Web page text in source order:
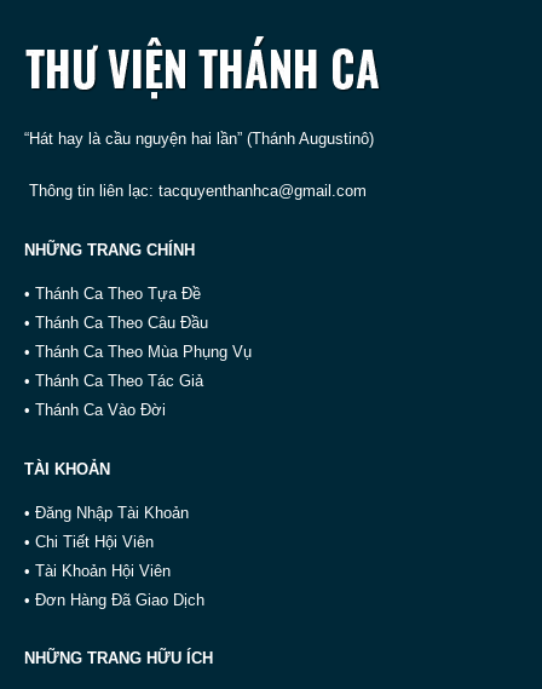
“Hát hay là cầu nguyện hai lần” (Thánh Augustinô)
Thông tin liên lạc: tacquyenthanhca@gmail.com
NHỮNG TRANG CHÍNH
• Thánh Ca Theo Tựa Đề
• Thánh Ca Theo Câu Đầu
• Thánh Ca Theo Mùa Phụng Vụ
• Thánh Ca Theo Tác Giả
• Thánh Ca Vào Đời
TÀI KHOẢN
• Đăng Nhập Tài Khoản
• Chi Tiết Hội Viên
• Tài Khoản Hội Viên
• Đơn Hàng Đã Giao Dịch
NHỮNG TRANG HỮU ÍCH